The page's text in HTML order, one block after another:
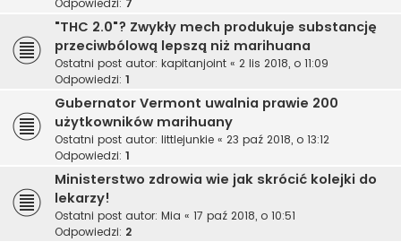
Odpowiedzi: 7
"THC 2.0"? Zwykły mech produkuje substancję
przeciwbólową lepszą niż marihuana
Ostatni post autor: kapitanjoint « 2 lis 2018, o 11:09
Odpowiedzi: 1
Gubernator Vermont uwalnia prawie 200
użytkowników marihuany
Ostatni post autor: littlejunkie « 23 paź 2018, o 13:12
Odpowiedzi: 1
Ministerstwo zdrowia wie jak skrócić kolejki do
lekarzy!
Ostatni post autor: Mia « 17 paź 2018, o 10:51
Odpowiedzi: 2